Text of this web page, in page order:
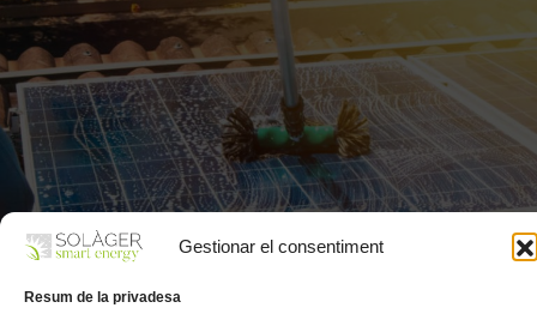
Gestionar el consentiment
Resum de la privadesa